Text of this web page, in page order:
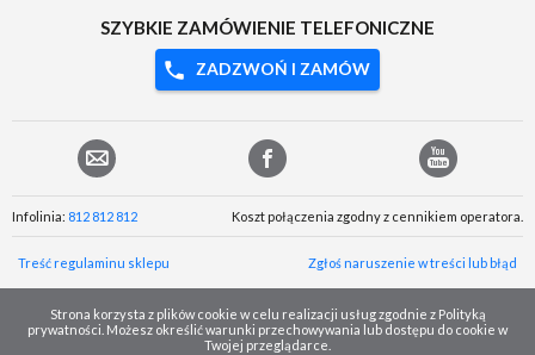
SZYBKIE ZAMÓWIENIE TELEFONICZNE
ZADZWOŃ I ZAMÓW
Infolinia: 812 812 812 Koszt połączenia zgodny z cennikiem operatora.
Treść regulaminu sklepu Zgłoś naruszenie w treści lub błąd
Strona korzysta z plików cookie w celu realizacji usług zgodnie z Polityką
prywatności. Możesz określić warunki przechowywania lub dostępu do cookie w
Twojej przeglądarce.